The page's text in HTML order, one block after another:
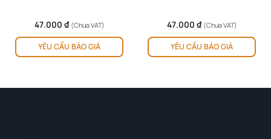
47.000 ₫ (Chưa VAT)
YÊU CẦU BÁO GIÁ
47.000 ₫ (Chưa VAT)
YÊU CẦU BÁO GIÁ